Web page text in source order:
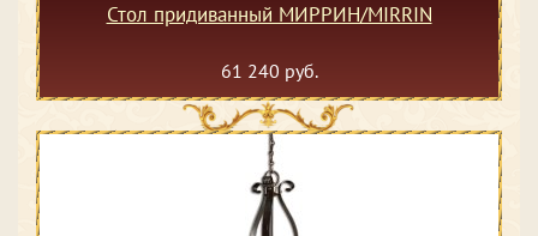
Стол придиванный МИРРИН/MIRRIN
61 240 руб.